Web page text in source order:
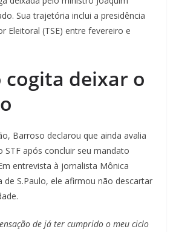
Sua trajetória inclui a presidência
Eleitoral (TSE) entre fevereiro e
cogita deixar o
Barroso declarou que ainda avalia
STF após concluir seu mandato
entrevista à jornalista Mônica
de S.Paulo, ele afirmou não descartar
de já ter cumprido o meu ciclo